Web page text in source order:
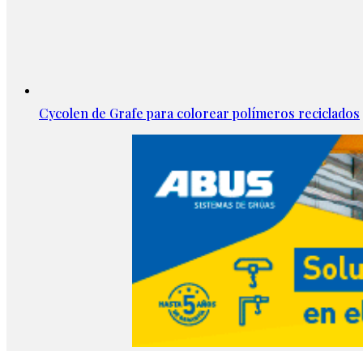
Cycolen de Grafe para colorear polímeros reciclados